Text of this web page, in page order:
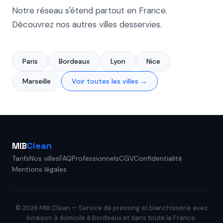
Notre réseau s'étend partout en France.
Découvrez nos autres villes desservies.
Paris Bordeaux Lyon Nice
Marseille Voir toutes les villes →
MIBClean
TarifsNos villesFAQProfessionnelsCGVConfidentialité
Mentions légales
© 2026 MIB Clean — Service de pressing et blanchisserie avec
livraison à domicile à Bordeaux et dans toute la France.